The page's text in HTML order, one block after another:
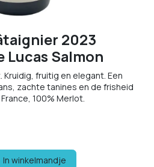
2023
Lucas Salmon
Kruidig, fruitig en elegant. Een
zachte tanines en de frisheid
100% Merlot.
In winkelmandje